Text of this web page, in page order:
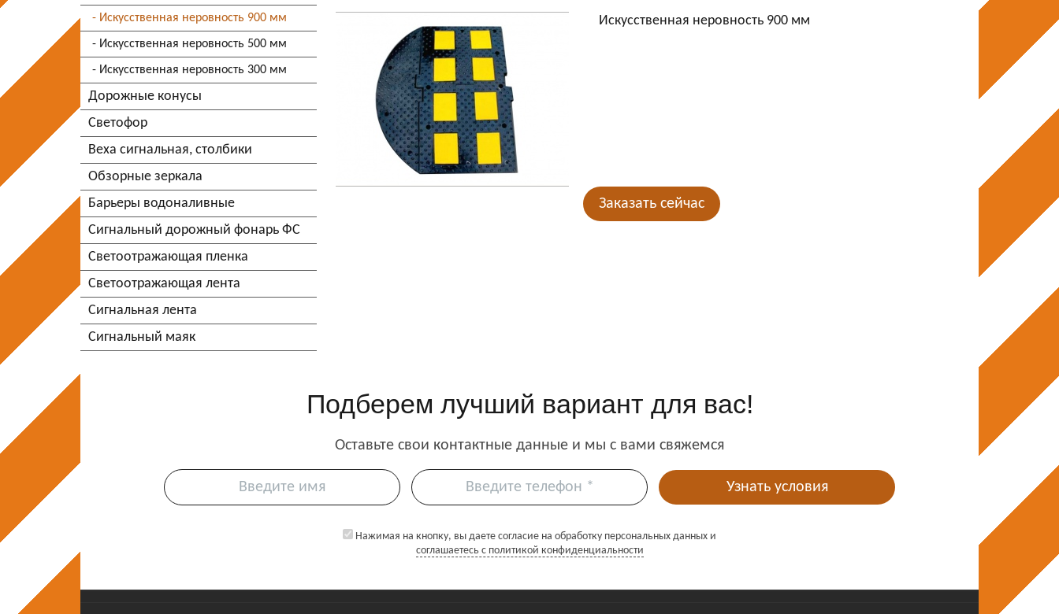
Искусственная неровность 900 мм
Искусственная неровность 500 мм
Искусственная неровность 300 мм
Дорожные конусы
Светофор
Веха сигнальная, столбики
Обзорные зеркала
Барьеры водоналивные
Сигнальный дорожный фонарь ФС
Светоотражающая пленка
Светоотражающая лента
Сигнальная лента
Сигнальный маяк
Искусственная неровность 900 мм
Заказать сейчас
Подберем лучший вариант для вас!
Оставьте свои контактные данные и мы с вами свяжемся
Узнать условия
Нажимая на кнопку, вы даете согласие на обработку персональных данных и
соглашаетесь c политикой конфиденциальности